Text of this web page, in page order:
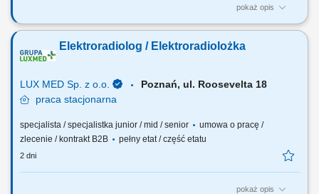
pokaż opis
Oczekiwania wobec Ciebie: wykształcenie min. średnie, ukończone
wykształcenie licencjackie lub magisterskie z zakresu elektroradiologii;
preferowane roczne doświadczenie zawodowe na stanowisku
Elektroradiolog / Elektroradiolożka
LUX MED Sp. z o.o.
Poznań, ul. Roosevelta 18
praca stacjonarna
specjalista / specjalistka junior / mid / senior
umowa o pracę /
zlecenie / kontrakt B2B
pełny etat / część etatu
2 dni
pokaż opis